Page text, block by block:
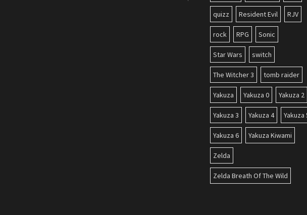
quizz Resident Evil RJV
rock RPG Sonic
Star Wars switch
The Witcher 3 tomb raider
Yakuza Yakuza 0 Yakuza 2
Yakuza 3 Yakuza 4 Yakuza
Yakuza 6 Yakuza Kiwami
Zelda
Zelda Breath Of The Wild